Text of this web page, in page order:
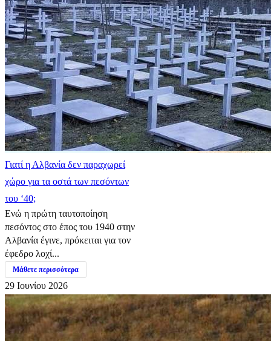
Γιατί η Αλβανία δεν παραχωρεί
χώρο για τα οστά των πεσόντων
του ‘40;
Ενώ η πρώτη ταυτοποίηση
πεσόντος στο έπος του 1940 στην
Αλβανία έγινε, πρόκειται για τον
έφεδρο λοχί...
Μάθετε περισσότερα
29 Ιουνίου 2026